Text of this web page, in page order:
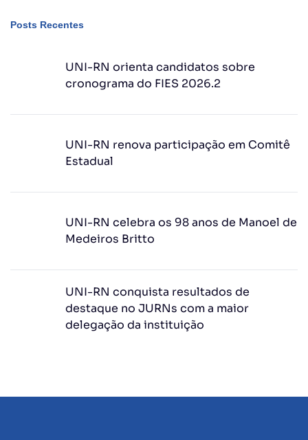
Posts Recentes
UNI-RN orienta candidatos sobre
cronograma do FIES 2026.2
UNI-RN renova participação em Comitê
Estadual
UNI-RN celebra os 98 anos de Manoel de
Medeiros Britto
UNI-RN conquista resultados de
destaque no JURNs com a maior
delegação da instituição